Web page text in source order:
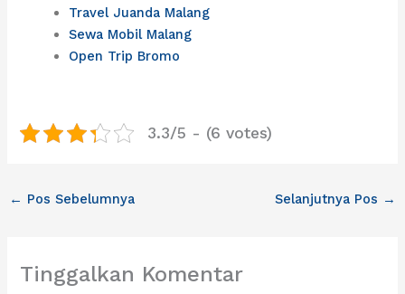
Travel Juanda Malang
Sewa Mobil Malang
Open Trip Bromo
3.3/5 - (6 votes)
← Pos Sebelumnya Selanjutnya Pos →
Tinggalkan Komentar